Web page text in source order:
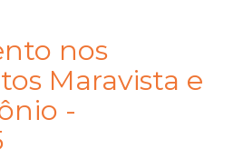
nos
Maravista e
-